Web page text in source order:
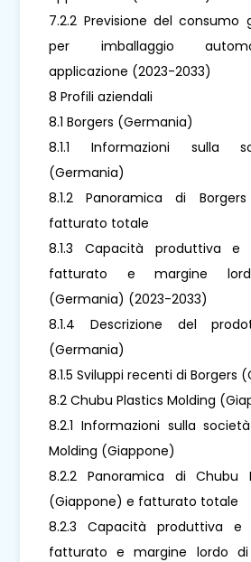
7.2.2 Previsione del consumo
per imballaggio
applicazione (2023-2033)
8 Profili aziendali
8.1 Borgers (Germania)
8.1.1 Informazioni sulla
(Germania)
8.1.2 Panoramica di
fatturato totale
8.1.3 Capacità produttiva e
fatturato e margine
(Germania) (2023-2033)
8.1.4 Descrizione del
(Germania)
8.1.5 Sviluppi recenti di Borgers
8.2 Chubu Plastics Molding
8.2.1 Informazioni sulla
Molding (Giappone)
8.2.2 Panoramica di Chubu
(Giappone) e fatturato totale
8.2.3 Capacità produttiva e
fatturato e margine lordo di